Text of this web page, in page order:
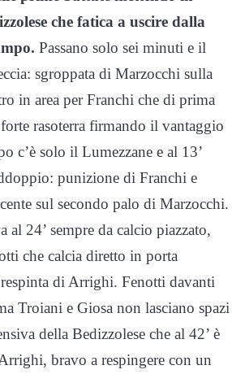
che fatica a uscire dalla
Passano solo sei minuti e il
sgroppata di Marzocchi sulla
in area per Franchi che di prima
rasoterra firmando il vantaggio
c’è solo il Lumezzane e al 13’
punizione di Franchi e
sul secondo palo di Marzocchi.
24’ sempre da calcio piazzato,
che calcia diretto in porta
di Arrighi. Fenotti davanti
Troiani e Giosa non lasciano spazi
della Bedizzolese che al 42’ è
bravo a respingere con un